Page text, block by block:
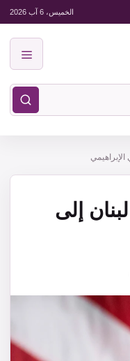
الخميس، 6 آب 2026
الإبراهيمي
إلى